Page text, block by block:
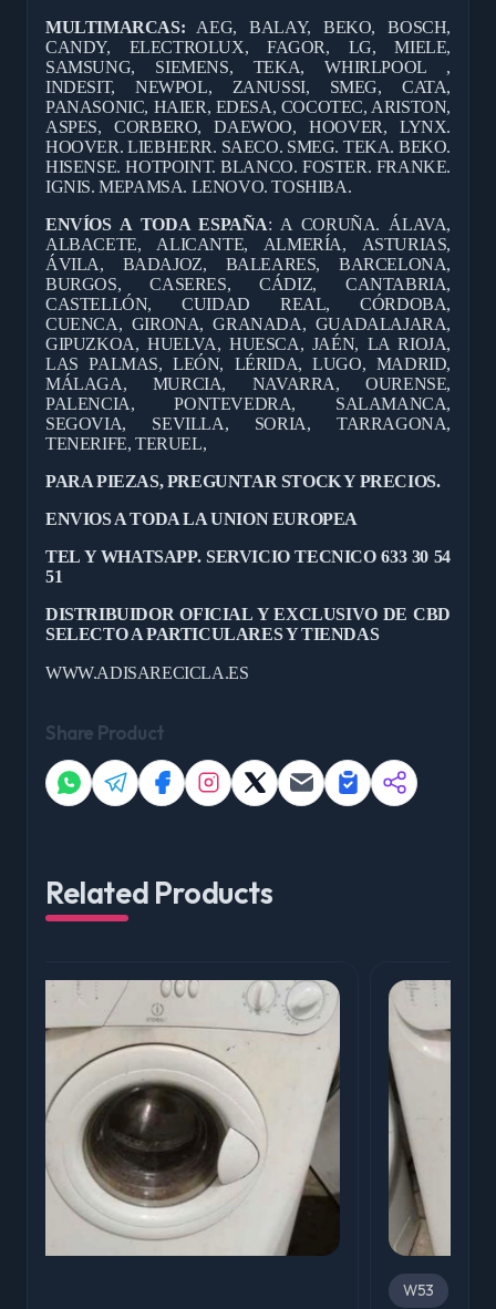
MULTIMARCAS: AEG, BALAY, BEKO, BOSCH,
CANDY, ELECTROLUX, FAGOR, LG, MIELE,
SAMSUNG, SIEMENS, TEKA, WHIRLPOOL ,
INDESIT, NEWPOL, ZANUSSI, SMEG, CATA,
PANASONIC, HAIER, EDESA, COCOTEC, ARISTON,
ASPES, CORBERO, DAEWOO, HOOVER, LYNX.
HOOVER. LIEBHERR. SAECO. SMEG. TEKA. BEKO.
HISENSE. HOTPOINT. BLANCO. FOSTER. FRANKE.
IGNIS. MEPAMSA. LENOVO. TOSHIBA.
ENVÍOS A TODA ESPAÑA: A CORUÑA. ÁLAVA,
ALBACETE, ALICANTE, ALMERÍA, ASTURIAS,
ÁVILA, BADAJOZ, BALEARES, BARCELONA,
BURGOS, CASERES, CÁDIZ, CANTABRIA,
CASTELLÓN, CUIDAD REAL, CÓRDOBA,
CUENCA, GIRONA, GRANADA, GUADALAJARA,
GIPUZKOA, HUELVA, HUESCA, JAÉN, LA RIOJA,
LAS PALMAS, LEÓN, LÉRIDA, LUGO, MADRID,
MÁLAGA, MURCIA, NAVARRA, OURENSE,
PALENCIA, PONTEVEDRA, SALAMANCA,
SEGOVIA, SEVILLA, SORIA, TARRAGONA,
TENERIFE, TERUEL,
PARA PIEZAS, PREGUNTAR STOCK Y PRECIOS.
ENVIOS A TODA LA UNION EUROPEA
TEL Y WHATSAPP. SERVICIO TECNICO 633 30 54
51
DISTRIBUIDOR OFICIAL Y EXCLUSIVO DE CBD
SELECTO A PARTICULARES Y TIENDAS
WWW.ADISARECICLA.ES
Share Product
Related Products